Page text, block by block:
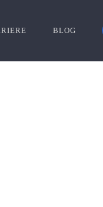
BLOG